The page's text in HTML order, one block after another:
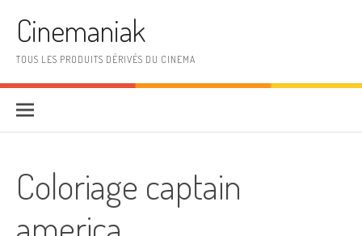
Cinemaniak
TOUS LES PRODUITS DÉRIVÉS DU CINEMA
Coloriage captain